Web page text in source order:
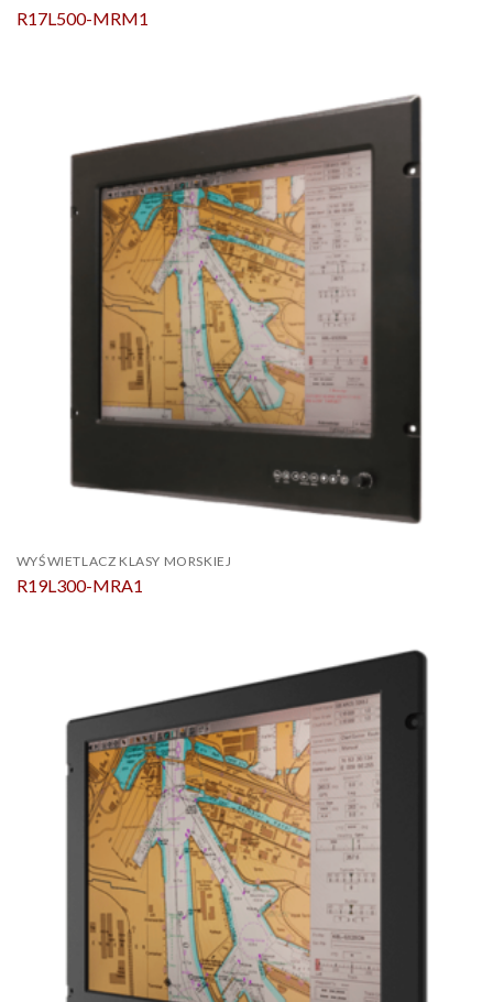
R17L500-MRM1
WYŚWIETLACZ KLASY MORSKIEJ
R19L300-MRA1